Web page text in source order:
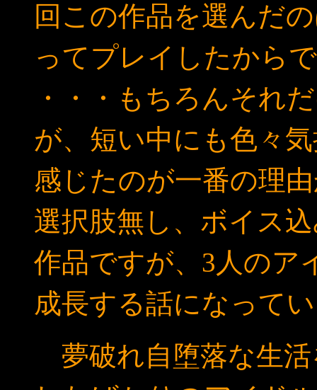
回この作品を選んだ
ってプレイしたから
・・・もちろんそれ
が、短い中にも色々
感じたのが一番の理
選択肢無し、ボイス
作品ですが、3人のア
成長する話になって
夢破れ自堕落な生